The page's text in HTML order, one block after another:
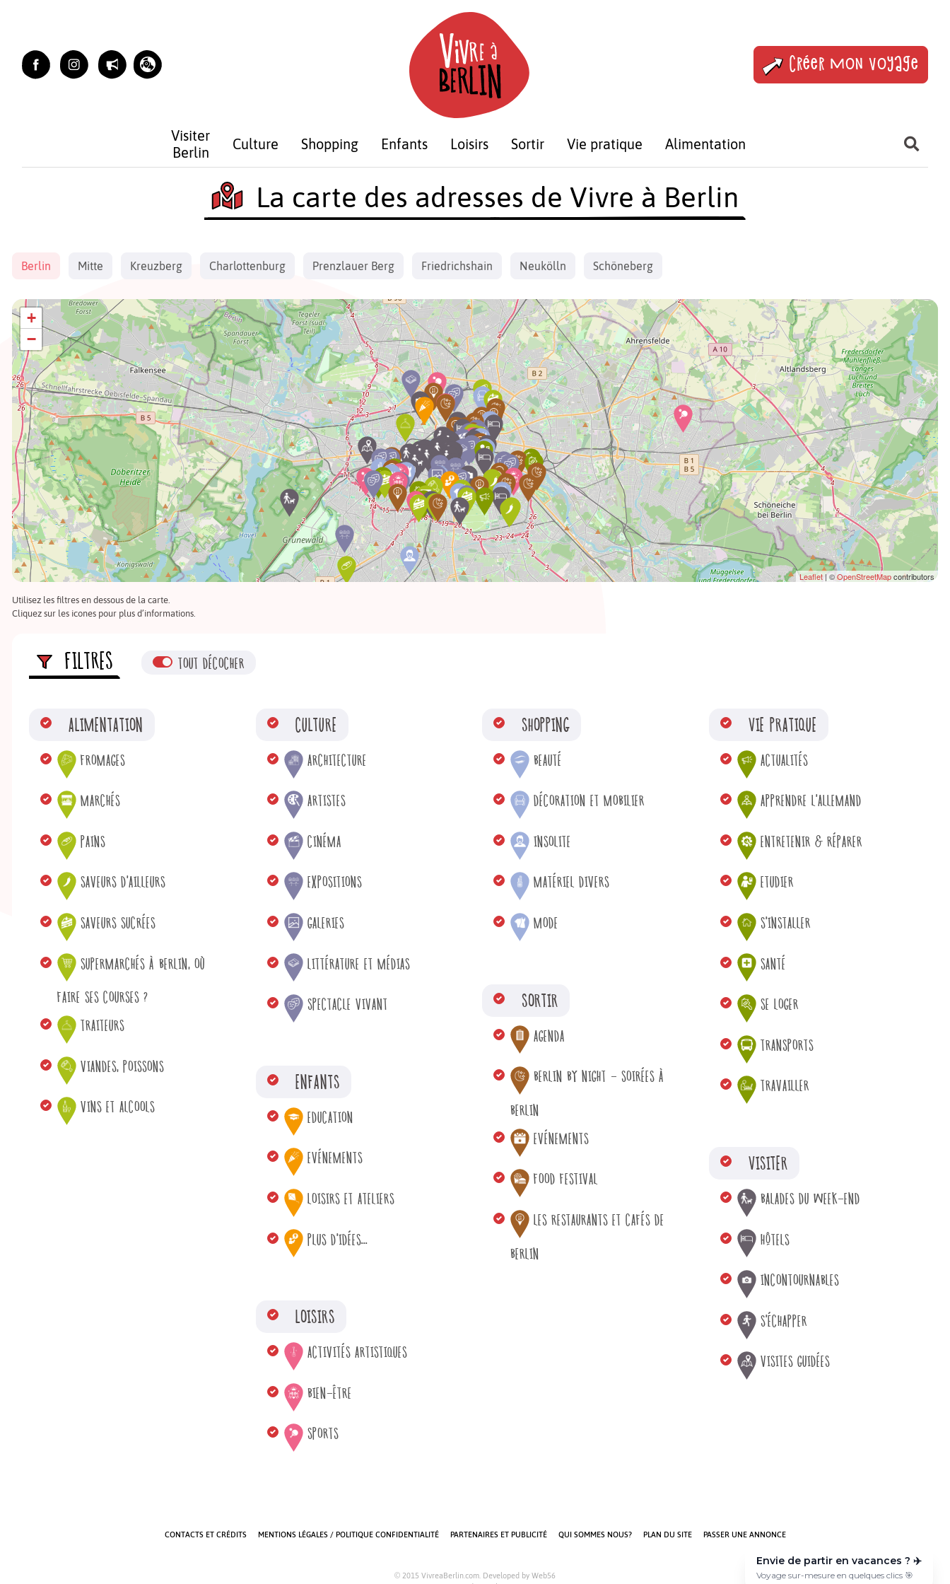
Créer mon voyage
Visiter
Berlin
Culture Shopping Enfants Loisirs Sortir Vie pratique Alimentation
La carte des adresses de Vivre à Berlin
Berlin Mitte Kreuzberg Charlottenburg Prenzlauer Berg Friedrichshain Neukölln Schöneberg
+
−
Leaflet | ©OpenStreetMapcontributors
Utilisez les filtres en dessous de la carte.
Cliquez sur les icones pour plus d’informations.
FILTRES TOUT DÉCOCHER
ALIMENTATION
FROMAGES
MARCHÉS
PAINS
SAVEURS D'AILLEURS
SAVEURS SUCRÉES
SUPERMARCHÉS À BERLIN, OÙ
FAIRE SES COURSES ?
TRAITEURS
VIANDES, POISSONS
VINS ET ALCOOLS
CULTURE
ARCHITECTURE
ARTISTES
CINÉMA
EXPOSITIONS
GALERIES
LITTÉRATURE ET MÉDIAS
SPECTACLE VIVANT
ENFANTS
EDUCATION
EVÉNEMENTS
LOISIRS ET ATELIERS
PLUS D'IDÉES...
LOISIRS
ACTIVITÉS ARTISTIQUES
BIEN-ÊTRE
SPORTS
SHOPPING
BEAUTÉ
DÉCORATION ET MOBILIER
INSOLITE
MATÉRIEL DIVERS
MODE
SORTIR
AGENDA
BERLIN BY NIGHT - SOIRÉES À
BERLIN
EVÉNEMENTS
FOOD FESTIVAL
LES RESTAURANTS ET CAFÉS DE
BERLIN
VIE PRATIQUE
ACTUALITÉS
APPRENDRE L'ALLEMAND
ENTRETENIR & RÉPARER
ETUDIER
S'INSTALLER
SANTÉ
SE LOGER
TRANSPORTS
TRAVAILLER
VISITER
BALADES DU WEEK-END
HÔTELS
INCONTOURNABLES
S'ÉCHAPPER
VISITES GUIDÉES
CONTACTS ET CRÉDITS MENTIONS LÉGALES / POLITIQUE CONFIDENTIALITÉ PARTENAIRES ET PUBLICITÉ QUI SOMMES NOUS? PLAN DU SITE PASSER UNE ANNONCE
© 2015 VivreaBerlin.com. Developed by Web56
Envie de partir en vacances ? ✈️
Voyage sur-mesure en quelques clics 🎯